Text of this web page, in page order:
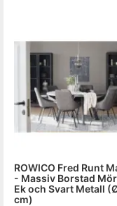
ROWICO Fred Runt
- Massiv Borstad
Ek och Svart Metall
cm)